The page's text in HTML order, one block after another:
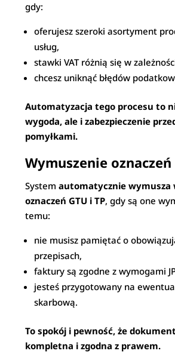
gdy:
oferujesz szeroki asortyment
usług,
stawki VAT różnią się w
chcesz uniknąć błędów
Automatyzacja tego procesu to
wygoda, ale i zabezpieczenie
pomyłkami.
Wymuszenie oznaczeń
Systemautomatycznie wymusza
oznaczeń GTU i TP, gdy są one
temu:
nie musisz pamiętać o
przepisach,
faktury są zgodne z wymogami
jesteś przygotowany na
skarbową.
To spokój i pewność, że
kompletna i zgodna z prawem.